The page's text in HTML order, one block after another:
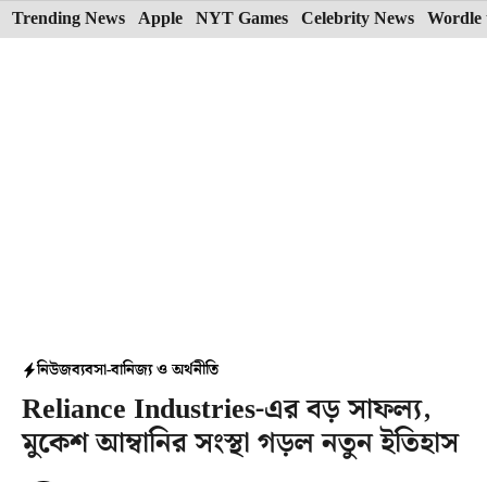
Skip
to
Trending News Apple NYT Games Celebrity News Wordle
নিউজব্যবসা-বানিজ্য ও অর্থনীতি
Reliance Industries-এর বড় সাফল্য,
মুকেশ আম্বানির সংস্থা গড়ল নতুন ইতিহাস